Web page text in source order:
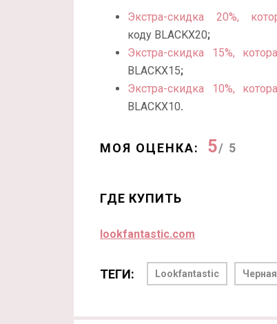
Экстра-скидка 20%,
коду BLACKX20;
Экстра-скидка 15%,
BLACKX15;
Экстра-скидка 10%,
BLACKX10.
МОЯ ОЦЕНКА: 5/ 5
ГДЕ КУПИТЬ
lookfantastic.com
ТЕГИ: Lookfantastic